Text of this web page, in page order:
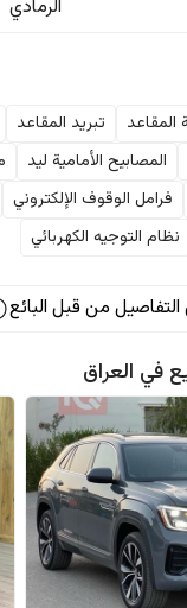
الرمادي
المقاعد تبريد المقاعد
المصابيح الأمامية ليد
فرامل الوقوف الإلكتروني
نظام التوجيه الكهربائي
من قبل البائع
في العراق